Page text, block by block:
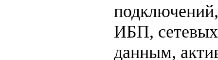
ИБП,
данным,